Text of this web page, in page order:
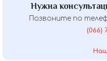
Нужна
Позвоните по
(066)